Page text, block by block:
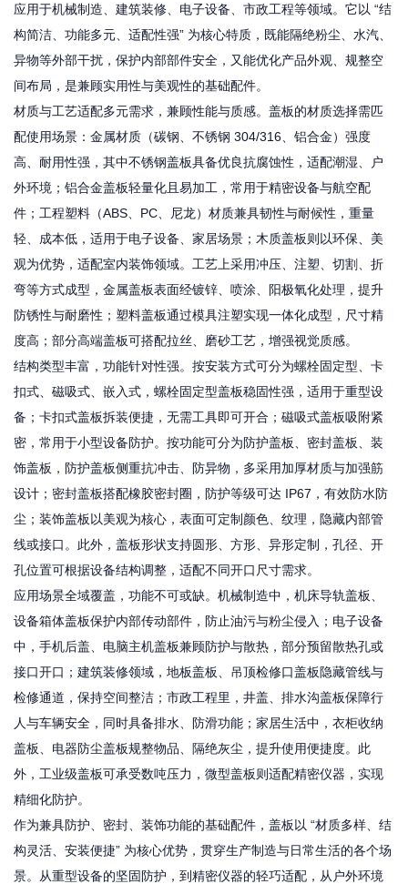
应用于机械制造、建筑装修、电子设备、市政工程等领域。它以 “结
构简洁、功能多元、适配性强” 为核心特质，既能隔绝粉尘、水汽、
异物等外部干扰，保护内部部件安全，又能优化产品外观、规整空
间布局，是兼顾实用性与美观性的基础配件。
材质与工艺适配多元需求，兼顾性能与质感。盖板的材质选择需匹
配使用场景：金属材质（碳钢、不锈钢 304/316、铝合金）强度
高、耐用性强，其中不锈钢盖板具备优良抗腐蚀性，适配潮湿、户
外环境；铝合金盖板轻量化且易加工，常用于精密设备与航空配
件；工程塑料（ABS、PC、尼龙）材质兼具韧性与耐候性，重量
轻、成本低，适用于电子设备、家居场景；木质盖板则以环保、美
观为优势，适配室内装饰领域。工艺上采用冲压、注塑、切割、折
弯等方式成型，金属盖板表面经镀锌、喷涂、阳极氧化处理，提升
防锈性与耐磨性；塑料盖板通过模具注塑实现一体化成型，尺寸精
度高；部分高端盖板可搭配拉丝、磨砂工艺，增强视觉质感。
结构类型丰富，功能针对性强。按安装方式可分为螺栓固定型、卡
扣式、磁吸式、嵌入式，螺栓固定型盖板稳固性强，适用于重型设
备；卡扣式盖板拆装便捷，无需工具即可开合；磁吸式盖板吸附紧
密，常用于小型设备防护。按功能可分为防护盖板、密封盖板、装
饰盖板，防护盖板侧重抗冲击、防异物，多采用加厚材质与加强筋
设计；密封盖板搭配橡胶密封圈，防护等级可达 IP67，有效防水防
尘；装饰盖板以美观为核心，表面可定制颜色、纹理，隐藏内部管
线或接口。此外，盖板形状支持圆形、方形、异形定制，孔径、开
孔位置可根据设备结构调整，适配不同开口尺寸需求。
应用场景全域覆盖，功能不可或缺。机械制造中，机床导轨盖板、
设备箱体盖板保护内部传动部件，防止油污与粉尘侵入；电子设备
中，手机后盖、电脑主机盖板兼顾防护与散热，部分预留散热孔或
接口开口；建筑装修领域，地板盖板、吊顶检修口盖板隐藏管线与
检修通道，保持空间整洁；市政工程里，井盖、排水沟盖板保障行
人与车辆安全，同时具备排水、防滑功能；家居生活中，衣柜收纳
盖板、电器防尘盖板规整物品、隔绝灰尘，提升使用便捷度。此
外，工业级盖板可承受数吨压力，微型盖板则适配精密仪器，实现
精细化防护。
作为兼具防护、密封、装饰功能的基础配件，盖板以 “材质多样、结
构灵活、安装便捷” 为核心优势，贯穿生产制造与日常生活的各个场
景。从重型设备的坚固防护，到精密仪器的轻巧适配，从户外环境